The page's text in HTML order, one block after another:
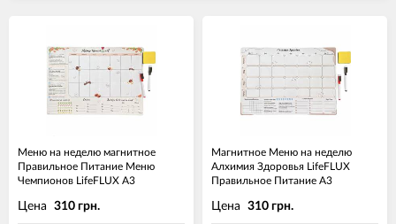
Меню на неделю магнитное
Правильное Питание Меню
Чемпионов LifeFLUX А3
Цена 310 грн.
Магнитное Меню на неделю
Алхимия Здоровья LifeFLUX
Правильное Питание А3
Цена 310 грн.